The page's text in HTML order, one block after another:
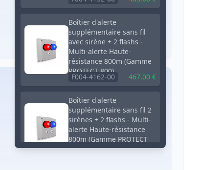
Boîtier d'alerte
supplémentaire sans fil
avec sirène + 2 flashs -
Multi-alerte Haute-
résistance 800m (Gamme
PROTECT 800)
F004-4162-00 467,00 €
Boîtier d'alerte
supplémentaire sans fil 2
sirènes + 2 flashs - Multi-
alerte Haute-résistance
800m (Gamme PROTECT
800)